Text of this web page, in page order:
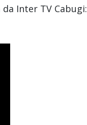
Inter TV Cabugi: